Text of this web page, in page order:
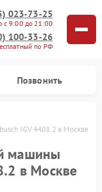
023-73-25
с 9:00 до 21:00
100-33-26
по РФ
Позвонить
IGV 4408.2 в Москве
машины
в Москве